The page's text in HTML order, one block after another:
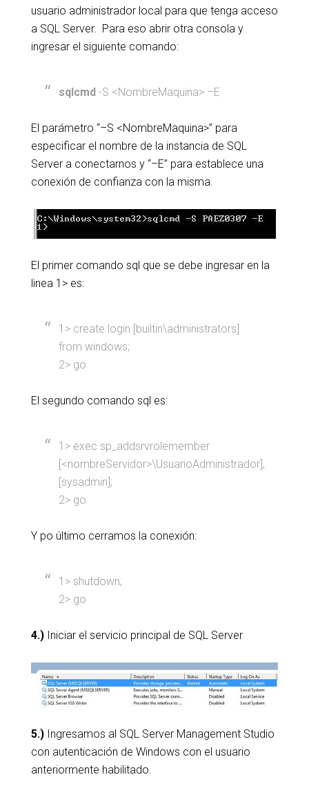
usuario administrador local para que tenga acceso
a SQL Server. Para eso abrir otra consola y
ingresar el siguiente comando:
sqlcmd-S <NombreMaquina> –E
El parámetro “–S <NombreMaquina>” para
especificar el nombre de la instancia de SQL
Server a conectarnos y “–E” para establece una
conexión de confianza con la misma.
El primer comando sql que se debe ingresar en la
linea 1> es:
1> create login [builtin\administrators]
from windows;
2> go
El segundo comando sql es:
1> exec sp_addsrvrolemember
[<nombreServidor>\UsuarioAdministrador],
[sysadmin];
2> go
Y po último cerramos la conexión:
1> shutdown;
2> go
4.)Iniciar el servicio principal de SQL Server
5.)Ingresamos al SQL Server Management Studio
con autenticación de Windows con el usuario
anteriormente habilitado.